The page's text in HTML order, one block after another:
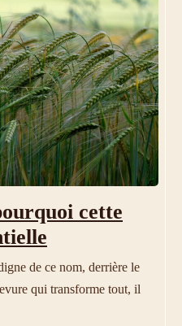
cette
de ce nom, derrière le
qui transforme tout, il